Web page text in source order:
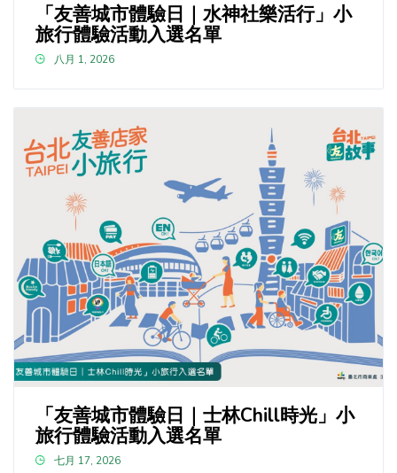
「友善城市體驗日｜水神社樂活行」小
旅行體驗活動入選名單
八月 1, 2026
「友善城市體驗日｜士林Chill時光」小
旅行體驗活動入選名單
七月 17, 2026